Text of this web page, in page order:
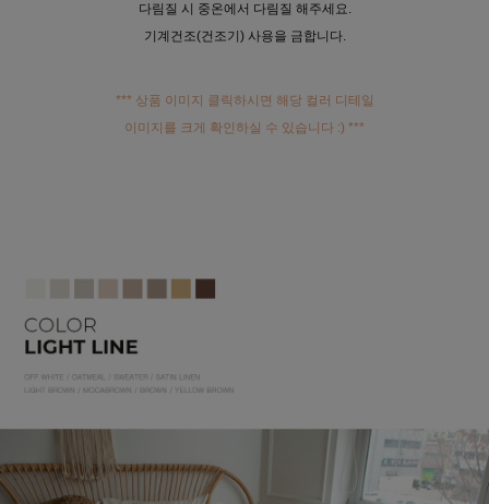
다림질 시 중온에서 다림질 해주세요.
기계건조(건조기) 사용을 금합니다.
*** 상품 이미지 클릭하시면 해당 컬러 디테일
이미지를 크게 확인하실 수 있습니다 :) ***